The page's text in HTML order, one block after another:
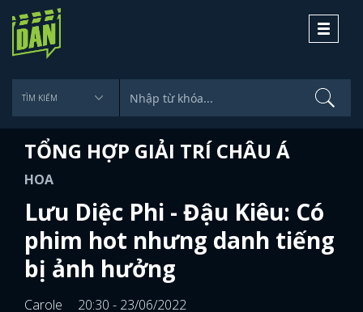
Toggle
TỔNG HỢP GIẢI TRÍ CHÂU Á
HOA
Lưu Diệc Phi - Đậu Kiêu: Có
phim hot nhưng danh tiếng
bị ảnh hưởng
Carole
20:30 - 23/06/2022